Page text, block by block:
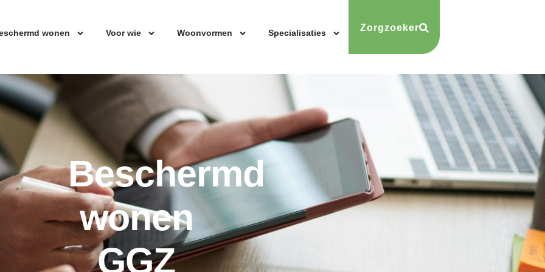
wonen Voor wie Woonvormen Specialisaties Zorgzoeker
Beschermd
wonen
GGZ